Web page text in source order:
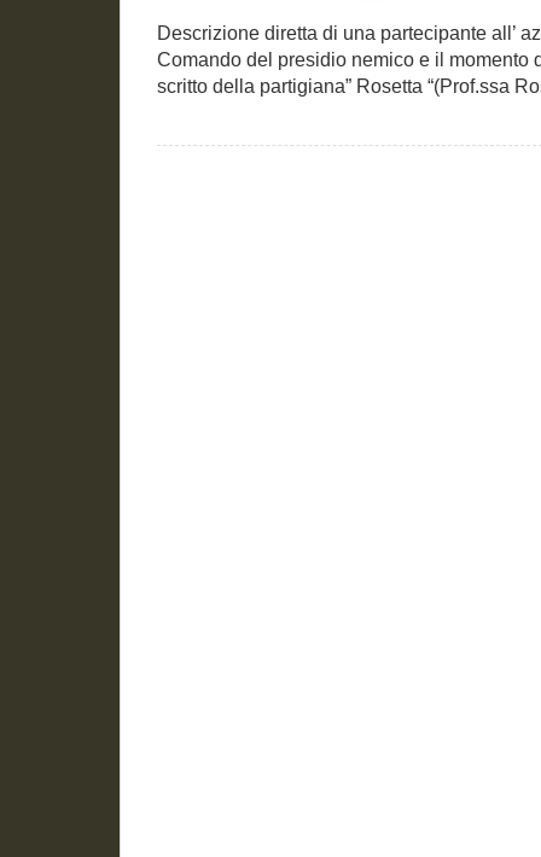
Descrizione diretta di una partecipante all’
Comando del presidio nemico e il momento
scritto della partigiana” Rosetta “(Prof.ssa